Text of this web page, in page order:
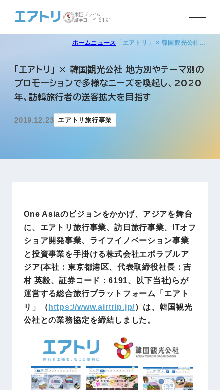
東証プライム
証券コード:6191
ホームニュース 「エアトリ」 × 韓国観光公社…
「エアトリ」 × 韓国観光公社 地方別やテーマ別の
プロモーションで多様なニーズを喚起し、2020
年、訪韓旅行者の送客拡大を目指す
2019.12.23 エアトリ旅行事業
One Asiaのビジョンをかかげ、アジアを舞台
に、エアトリ旅行事業、訪日旅行事業、ITオフ
ショア開発事業、ライフイノベーション事業
と投資事業を手掛ける株式会社エボラブルア
ジア(本社：東京都港区、代表取締役社長：吉
村 英毅、証券コード：6191、以下当社)らが
運営する総合旅行プラットフォーム「エアト
リ」（https://www.airtrip.jp/）は、韓国観光
公社との業務協定を締結しました。